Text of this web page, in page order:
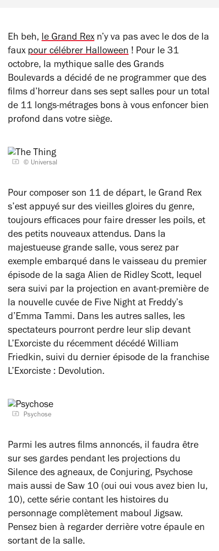
Eh beh, le Grand Rexn’y va pas avec le dos de la
faux pour célébrer Halloween ! Pour le 31
octobre, la mythique salle des Grands
Boulevards a décidé de ne programmer que des
films d’horreur dans ses sept salles pour un total
de 11 longs-métrages bons à vous enfoncer bien
profond dans votre siège.
© Universal
Pour composer son 11 de départ, le Grand Rex
s’est appuyé sur des vieilles gloires du genre,
toujours efficaces pour faire dresser les poils, et
des petits nouveaux attendus. Dans la
majestueuse grande salle, vous serez par
exemple embarqué dans le vaisseau du premier
épisode de la saga Alien de Ridley Scott, lequel
sera suivi par la projection en avant-première de
la nouvelle cuvée de Five Night at Freddy’s
d’Emma Tammi. Dans les autres salles, les
spectateurs pourront perdre leur slip devant
L’Exorciste du récemment décédé William
Friedkin, suivi du dernier épisode de la franchise
L’Exorciste : Devolution.
Psychose
Parmi les autres films annoncés, il faudra être
sur ses gardes pendant les projections du
Silence des agneaux, de Conjuring, Psychose
mais aussi de Saw 10 (oui oui vous avez bien lu,
10), cette série contant les histoires du
personnage complètement maboul Jigsaw.
Pensez bien à regarder derrière votre épaule en
sortant de la salle.